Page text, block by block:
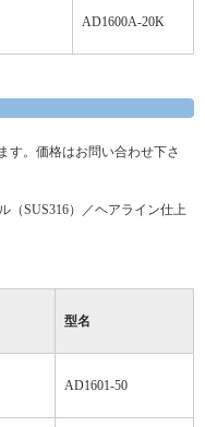
AD1600A-20K
す。価格はお問い合わせ下さ
（SUS316）／ヘアライン仕上
型名
AD1601-50